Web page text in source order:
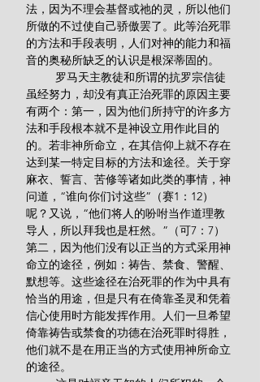
法，因为不理会基督或祂的灵，所以他们
所做的不过使自己骄傲罢了。此等治死罪
的方法和手段表明，人们对神的能力和福
音的奥秘所缺乏的认识是根深蒂固的。
虽经努力，却没有真正治死罪的原因主要
有两个：第一，因为他们所持守的许多方
法和手段根本就不是神设立用作此目的
的。若非神所命立，在其信仰上就不存在
达到某一特定目标的方法和途径。关于穿
麻衣、誓言、苦修等诸如此类的事情，神
问道，“谁向你们讨这些”（赛1：12）
呢？又说，“他们将人的吩咐当作道理教
导人，所以拜我也是枉然。”（可7：7）
第二，因为他们没有以正当的方式采用神
命立的途径，例如：祷告、禁食、警醒、
默想等。这些途径在治死罪的作为中具有
恰当的用途，但是只有在倚靠圣灵和凭着
信心使用时方能发挥作用。人们一旦希望
倚靠祷告或禁食的功德在治死罪时得胜，
他们就不是在用正当的方式使用神所命立
的途径。